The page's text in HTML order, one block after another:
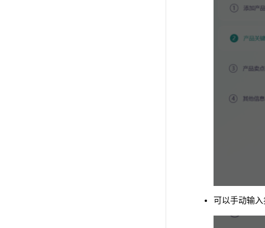
可以手动输